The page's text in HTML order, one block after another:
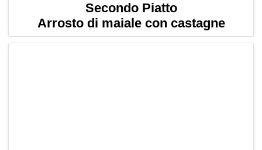
Secondo Piatto
Arrosto di maiale con castagne